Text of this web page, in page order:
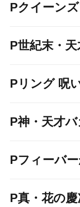
Pクイーン
P世紀末・
Pリング 呪
P神・天才
Pフィーバ
P真・花の